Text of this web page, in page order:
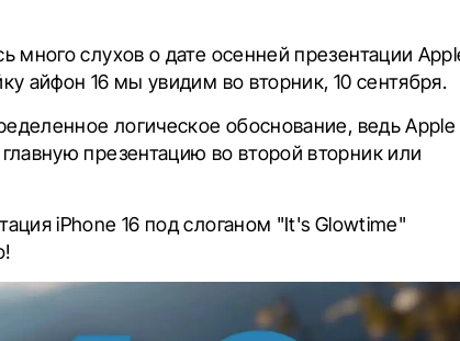
много слухов о дате осенней презентации
айфон 16 мы увидим во вторник, 10 сентября.
логическое обоснование, ведь Apple
презентацию во второй вторник или
iPhone 16 под слоганом "It's Glowtime"